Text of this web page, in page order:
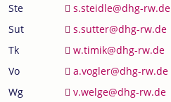
Ste
s.steidle@dhg-rw.de
Sut
s.sutter@dhg-rw.de
Tk
w.timik@dhg-rw.de
Vo
a.vogler@dhg-rw.de
Wg
v.welge@dhg-rw.de